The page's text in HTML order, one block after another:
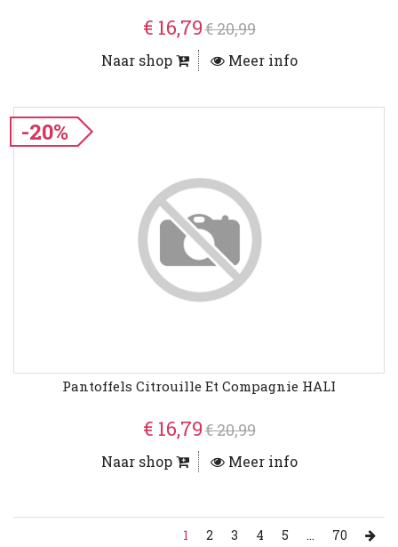
€ 16,79€ 20,99
Naar shop Meer info
-20%
Pantoffels Citrouille Et Compagnie HALI
€ 16,79€ 20,99
Naar shop Meer info
1 2 3 4 5 ... 70